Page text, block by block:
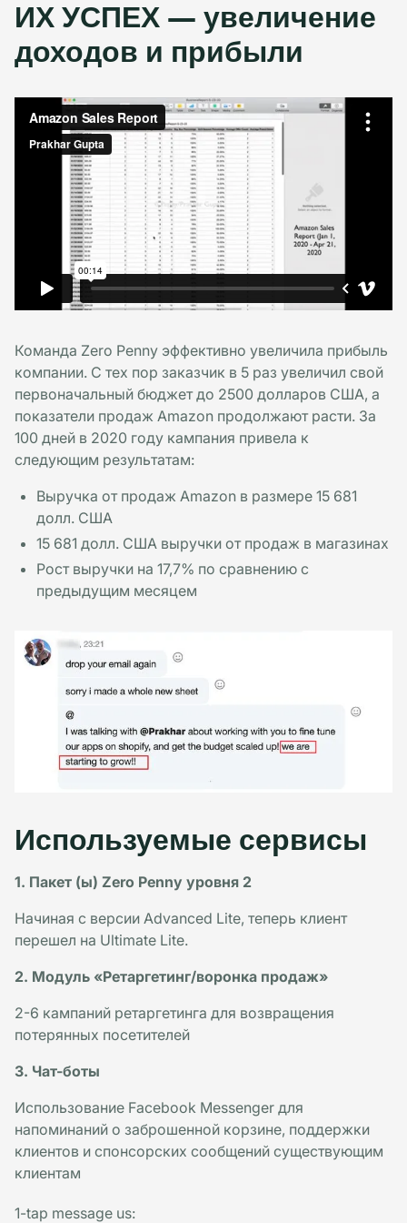
ИХ УСПЕХ — увеличение
доходов и прибыли
Команда Zero Penny эффективно увеличила прибыль
компании. С тех пор заказчик в 5 раз увеличил свой
первоначальный бюджет до 2500 долларов США, а
показатели продаж Amazon продолжают расти. За
100 дней в 2020 году кампания привела к
следующим результатам:
Выручка от продаж Amazon в размере 15 681
долл. США
15 681 долл. США выручки от продаж в магазинах
Рост выручки на 17,7% по сравнению с
предыдущим месяцем
Используемые сервисы
1. Пакет (ы) Zero Penny уровня 2
Начиная с версии Advanced Lite, теперь клиент
перешел на Ultimate Lite.
2. Модуль «Ретаргетинг/воронка продаж»
2-6 кампаний ретаргетинга для возвращения
потерянных посетителей
3. Чат-боты
Использование Facebook Messenger для
напоминаний о заброшенной корзине, поддержки
клиентов и спонсорских сообщений существующим
клиентам
1-tap message us: